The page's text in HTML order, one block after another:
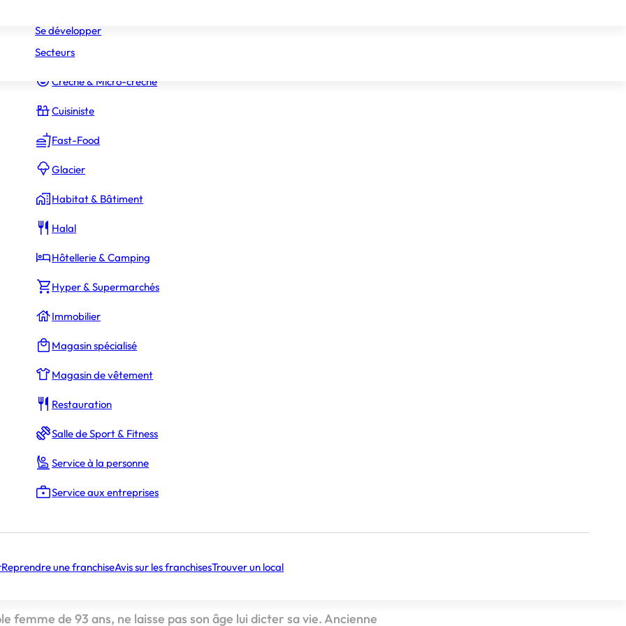
Constructeur Piscines & Spas
Crèche & Micro-crèche
Cuisiniste
Fast-Food
Glacier
Habitat & Bâtiment
Halal
Hôtellerie & Camping
Hyper & Supermarchés
Immobilier
Magasin spécialisé
Magasin de vêtement
Restauration
Salle de Sport & Fitness
Service à la personne
Service aux entreprises
Reprendre une franchiseAvis sur les franchisesTrouver un local
Se développer
Secteurs
Frugier
rencontre
femme de 93 ans, ne laisse pas son âge lui dicter sa vie. Ancienne